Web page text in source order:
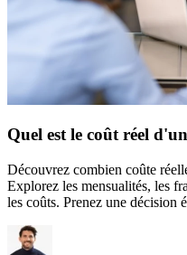
Quel est le coût réel
Découvrez combien coûte
Explorez les mensualités, les
les coûts. Prenez une décision